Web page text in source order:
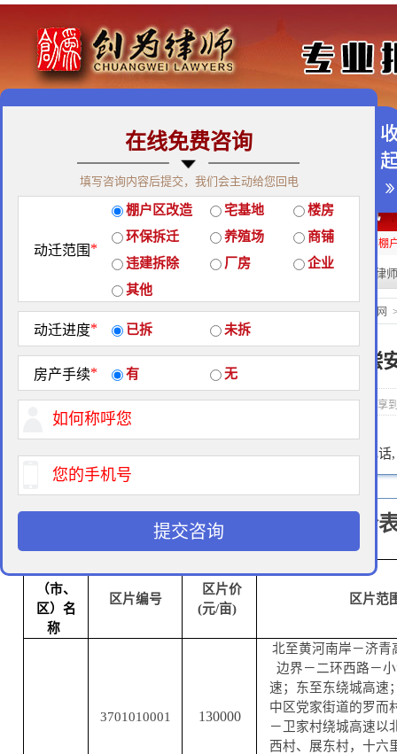
免费咨询热线：400-900-9881
经典案例 | 律师团队 拆迁维权 | 征地维权
房屋拆迁补偿 企业拆迁补偿 厂房拆迁补偿 征地补偿 违章拆迁补偿 棚
热门搜索: 拆迁律师
地区政策 当前位置： 北京创为律师事务所官网
山东省济南市征地补偿
次 分享
免费法律咨询热线:400-900-9881 请输入您的电话
山东省征地区片综合地价
济南市
（市、
区）名
称
区片编号
区片价
(元/亩)
区片范
3701010001 130000
北至黄河南岸－济青
边界－二环西路－
速；东至东绕城高速
中区党家街道的罗而
－卫家村绕城高速以
西村、展东村，十六
在线免费咨询
填写咨询内容后提交，我们会主动给您回电
动迁范围 *
棚户区改造 宅基地
楼房
环保拆迁
养殖场
商铺
违建拆除
厂房
企业
其他
动迁进度* 已拆 未拆
房产手续* 有 无
提交咨询